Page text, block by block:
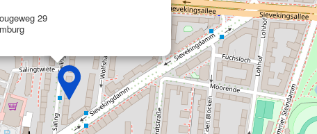
29
Inhalte
von Daten aus